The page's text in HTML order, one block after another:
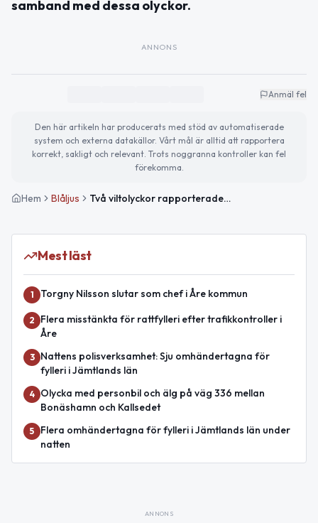
samband med dessa olyckor.
ANNONS
Anmäl fel
Den här artikeln har producerats med stöd av automatiserade
system och externa datakällor. Vårt mål är alltid att rapportera
korrekt, sakligt och relevant. Trots noggranna kontroller kan fel
förekomma.
Hem Blåljus Två viltolyckor rapporterade i Jämtlands län – inga personskador
Mest läst
1 Torgny Nilsson slutar som chef i Åre kommun
2
Flera misstänkta för rattfylleri efter trafikkontroller i
Åre
3
Nattens polisverksamhet: Sju omhändertagna för
fylleri i Jämtlands län
4
Olycka med personbil och älg på väg 336 mellan
Bonäshamn och Kallsedet
5
Flera omhändertagna för fylleri i Jämtlands län under
natten
ANNONS